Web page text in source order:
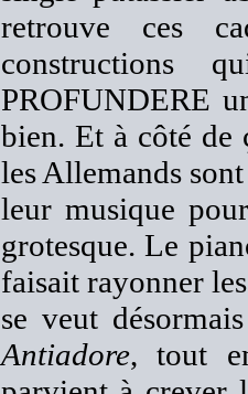
retrouve ces
constructions
PROFUNDERE
bien. Et à côté de
les Allemands
leur musique
grotesque. Le
faisait rayonner
se veut
Antiadore, tout